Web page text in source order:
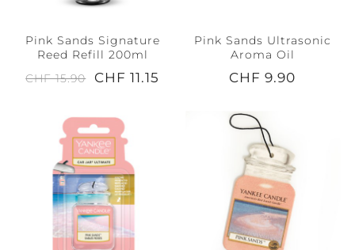
Pink Sands Signature
Reed Refill 200ml
CHF 15.90
CHF 11.15
Pink Sands Ultrasonic
Aroma Oil
CHF 9.90